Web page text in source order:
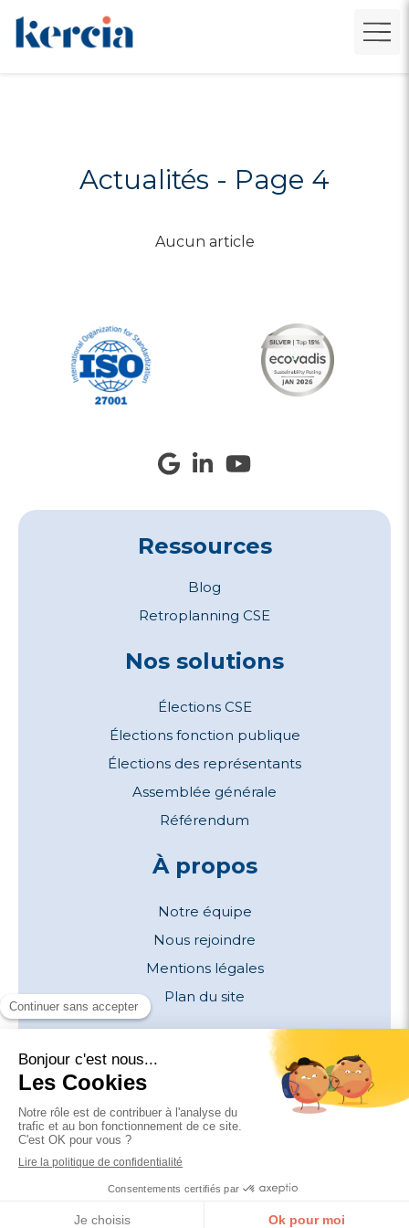
Actualités - Page 4
Aucun article
Ressources
Blog
Retroplanning CSE
Nos solutions
Élections CSE
Élections fonction publique
Élections des représentants
Assemblée générale
Référendum
À propos
Notre équipe
Nous rejoindre
Mentions légales
Plan du site
Contactez-nous
contact@kercia.com
01 83 62 54 79